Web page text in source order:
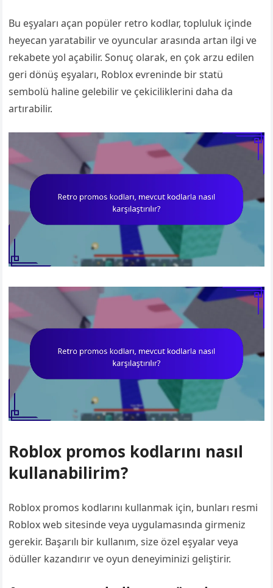
Bu eşyaları açan popüler retro kodlar, topluluk içinde
heyecan yaratabilir ve oyuncular arasında artan ilgi ve
rekabete yol açabilir. Sonuç olarak, en çok arzu edilen
geri dönüş eşyaları, Roblox evreninde bir statü
sembolü haline gelebilir ve çekiciliklerini daha da
artırabilir.
Roblox promos kodlarını nasıl
kullanabilirim?
Roblox promos kodlarını kullanmak için, bunları resmi
Roblox web sitesinde veya uygulamasında girmeniz
gerekir. Başarılı bir kullanım, size özel eşyalar veya
ödüller kazandırır ve oyun deneyiminizi geliştirir.